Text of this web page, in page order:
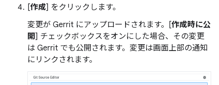
[作成] をクリックします。
変更が Gerrit にアップロードされます。[作成時に公
開] チェックボックスをオンにした場合、その変更
は Gerrit でも公開されます。変更は画面上部の通知
にリンクされます。